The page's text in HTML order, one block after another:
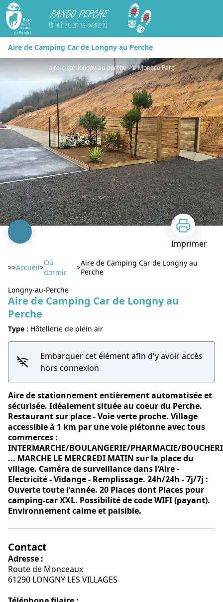
Rando Perche
Aire de Camping Car de Longny au Perche
aire-c-car-longny-au-perche - © Monaco Parc
Imprimer
>>Accueil>
Où
dormir
>Aire de Camping Car de Longny au
Perche
Longny-au-Perche
Aire de Camping Car de Longny au
Perche
Type : Hôtellerie de plein air
Embarquer cet élément afin d'y avoir accès
hors connexion
Aire de stationnement entièrement automatisée et
sécurisée. Idéalement située au coeur du Perche.
Restaurant sur place - Voie verte proche. Village
accessible à 1 km par une voie piétonne avec tous
commerces :
INTERMARCHE/BOULANGERIE/PHARMACIE/
... MARCHE LE MERCREDI MATIN sur la place du
village. Caméra de surveillance dans l'Aire -
Electricité - Vidange - Remplissage. 24h/24h - 7j/7j :
Ouverte toute l'année. 20 Places dont Places pour
camping-car XXL. Possibilité de code WIFI (payant).
Environnement calme et paisible.
Contact
Adresse :
Route de Monceaux
61290 LONGNY LES VILLAGES